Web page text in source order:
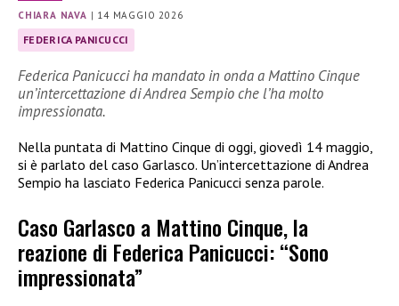
CHIARA NAVA | 14 MAGGIO 2026
FEDERICA PANICUCCI
Federica Panicucci ha mandato in onda a Mattino Cinque
un’intercettazione di Andrea Sempio che l’ha molto
impressionata.
Nella puntata di Mattino Cinque di oggi, giovedì 14 maggio,
si è parlato del caso Garlasco. Un’intercettazione di Andrea
Sempio ha lasciato Federica Panicucci senza parole.
Caso Garlasco a Mattino Cinque, la
reazione di Federica Panicucci: “Sono
impressionata”